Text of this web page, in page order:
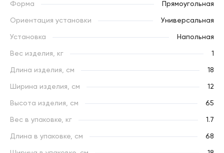
Форма Прямоугольная
Ориентация установки Универсальная
Установка Напольная
Вес изделия, кг 1
Длина изделия, см 18
Ширина изделия, см 12
Высота изделия, см 65
Вес в упаковке, кг 1.7
Длина в упаковке, см 68